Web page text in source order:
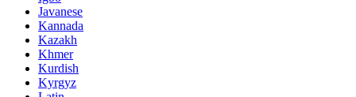
Javanese
Kannada
Kazakh
Khmer
Kurdish
Kyrgyz